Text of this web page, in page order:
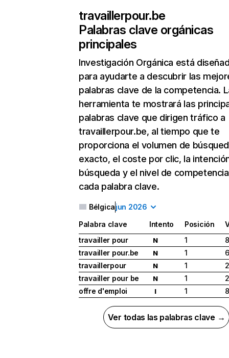
travaillerpour.be
Palabras clave orgánicas
principales
Investigación Orgánica está
para ayudarte a descubrir las
palabras clave de la competencia.
herramienta te mostrará las
palabras clave que dirigen tráfico a
travaillerpour.be, al tiempo que te
proporciona el volumen de
exacto, el coste por clic, la
búsqueda y el nivel de
cada palabra clave.
Bélgicajun 2026
Palabra clave Intento Posición
travailler pour
N 1
travailler pour.be
N 1
travaillerpour
N 1
travailler pour be
N 1
offre d'emploi
I 1
Ver todas las palabras clave →